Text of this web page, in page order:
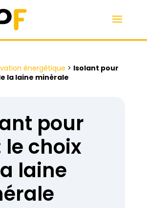
énergétique > Isolant pour
la laine minérale
pour
le choix
laine